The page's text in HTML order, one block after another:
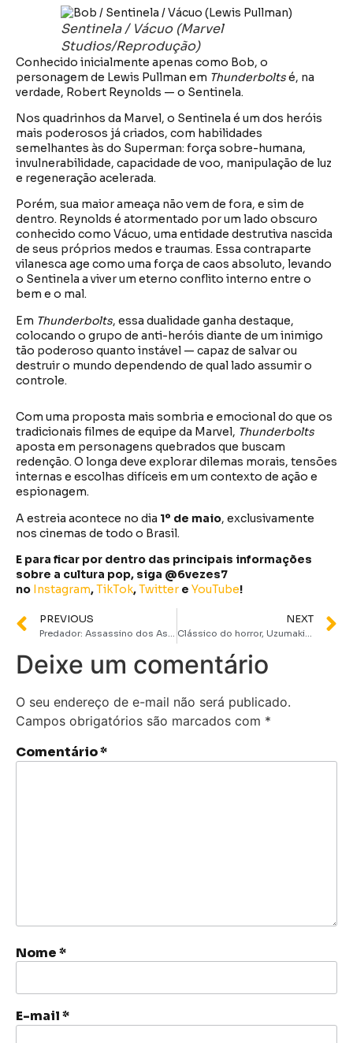
Sentinela / Vácuo (Marvel
Studios/Reprodução)
Conhecido inicialmente apenas como Bob, o
personagem de Lewis Pullman em Thunderboltsé, na
verdade, Robert Reynolds — o Sentinela.
Nos quadrinhos da Marvel, o Sentinela é um dos heróis
mais poderosos já criados, com habilidades
semelhantes às do Superman: força sobre-humana,
invulnerabilidade, capacidade de voo, manipulação de luz
e regeneração acelerada.
Porém, sua maior ameaça não vem de fora, e sim de
dentro. Reynolds é atormentado por um lado obscuro
conhecido como Vácuo, uma entidade destrutiva nascida
de seus próprios medos e traumas. Essa contraparte
vilanesca age como uma força de caos absoluto, levando
o Sentinela a viver um eterno conflito interno entre o
bem e o mal.
Em Thunderbolts, essa dualidade ganha destaque,
colocando o grupo de anti-heróis diante de um inimigo
tão poderoso quanto instável — capaz de salvar ou
destruir o mundo dependendo de qual lado assumir o
controle.
Com uma proposta mais sombria e emocional do que os
tradicionais filmes de equipe da Marvel, Thunderbolts
aposta em personagens quebrados que buscam
redenção. O longa deve explorar dilemas morais, tensões
internas e escolhas difíceis em um contexto de ação e
espionagem.
A estreia acontece no dia 1º de maio, exclusivamente
nos cinemas de todo o Brasil.
E para ficar por dentro das principais informações
sobre a cultura pop, siga @6vezes7
no Instagram,TikTok,Twitter e YouTube!
PREVIOUS
Predador: Assassino dos Assassinos ganha data de estreia e promete animação brutal no Disney+
NEXT
Clássico do horror, Uzumaki de Junji Ito, será relançado pela Devir
Deixe um comentário
O seu endereço de e-mail não será publicado.
Campos obrigatórios são marcados com *
Comentário*
Nome*
E-mail*